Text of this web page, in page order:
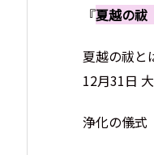
『夏越の祓
夏越の祓と
12月31日
浄化の儀式